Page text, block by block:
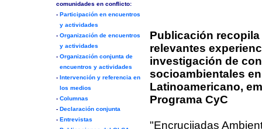
Publicación
relevantes
investigación de
socioambientales
Latinoamericano,
Programa CyC
"Encrucijadas